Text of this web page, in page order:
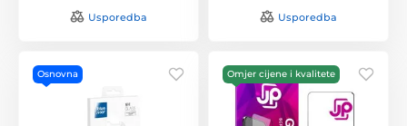
Usporedba Usporedba
Osnovna Omjer cijene i kvalitete